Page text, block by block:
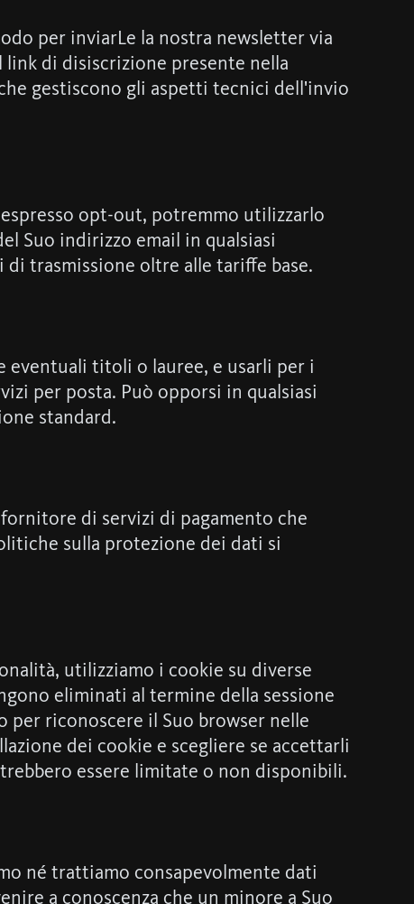
per inviarLe la nostra newsletter via
di disiscrizione presente nella
gestiscono gli aspetti tecnici dell'invio
opt-out, potremmo utilizzarlo
Suo indirizzo email in qualsiasi
trasmissione oltre alle tariffe base.
eventuali titoli o lauree, e usarli per i
per posta. Può opporsi in qualsiasi
standard.
di servizi di pagamento che
sulla protezione dei dati si
utilizziamo i cookie su diverse
eliminati al termine della sessione
per riconoscere il Suo browser nelle
dei cookie e scegliere se accettarli
essere limitate o non disponibili.
né trattiamo consapevolmente dati
a conoscenza che un minore a Suo